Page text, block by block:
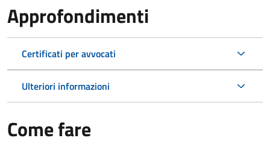
Approfondimenti
Certificati per avvocati
Ulteriori informazioni
Come fare